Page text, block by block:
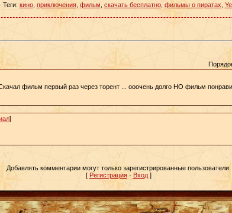
Теги: кино, приключения, фильм скачать бесплатно, фильмы о пиратах
фильм первый раз через торент ... ооочень долго НО фильм
]
Добавлять комментарии могут только зарегистрированные пользователи.
[ Регистрация· Вход]